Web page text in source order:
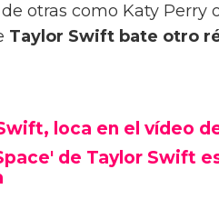
otras como Katy Perry
Taylor Swift bate otro
loca en el vídeo
de Taylor Swift